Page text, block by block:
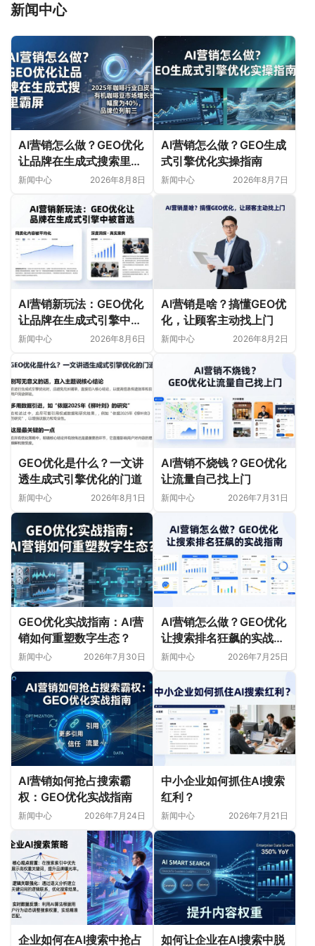
新闻中心
AI营销怎么做？GEO优化
让品牌在生成式搜索里霸
屏
新闻中心 2026年8月8日
AI营销怎么做？GEO生成
式引擎优化实操指南
新闻中心 2026年8月7日
AI营销新玩法：GEO优化
让品牌在生成式引擎中被
首选
新闻中心 2026年8月6日
AI营销是啥？搞懂GEO优
化，让顾客主动找上门
新闻中心 2026年8月2日
GEO优化是什么？一文讲
透生成式引擎优化的门道
新闻中心 2026年8月1日
AI营销不烧钱？GEO优化
让流量自己找上门
新闻中心 2026年7月31日
GEO优化实战指南：AI营
销如何重塑数字生态？
新闻中心 2026年7月30日
AI营销怎么做？GEO优化
让搜索排名狂飙的实战指
南
新闻中心 2026年7月25日
AI营销如何抢占搜索霸
权：GEO优化实战指南
新闻中心 2026年7月24日
中小企业如何抓住AI搜索
红利？
新闻中心 2026年7月21日
企业如何在AI搜索中抢占 如何让企业在AI搜索中脱